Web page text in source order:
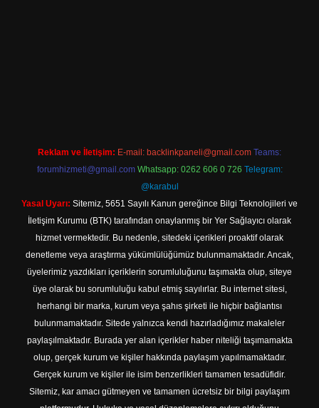
Reklam ve İletişim: E-mail: backlinkpaneli@gmail.com Teams:
forumhizmeti@gmail.com Whatsapp: 0262 606 0 726 Telegram:
@karabul
Yasal Uyarı: Sitemiz, 5651 Sayılı Kanun gereğince Bilgi Teknolojileri ve
İletişim Kurumu (BTK) tarafından onaylanmış bir Yer Sağlayıcı olarak
hizmet vermektedir. Bu nedenle, sitedeki içerikleri proaktif olarak
denetleme veya araştırma yükümlülüğümüz bulunmamaktadır. Ancak,
üyelerimiz yazdıkları içeriklerin sorumluluğunu taşımakta olup, siteye
üye olarak bu sorumluluğu kabul etmiş sayılırlar. Bu internet sitesi,
herhangi bir marka, kurum veya şahıs şirketi ile hiçbir bağlantısı
bulunmamaktadır. Sitede yalnızca kendi hazırladığımız makaleler
paylaşılmaktadır. Burada yer alan içerikler haber niteliği taşımamakta
olup, gerçek kurum ve kişiler hakkında paylaşım yapılmamaktadır.
Gerçek kurum ve kişiler ile isim benzerlikleri tamamen tesadüfidir.
Sitemiz, kar amacı gütmeyen ve tamamen ücretsiz bir bilgi paylaşım